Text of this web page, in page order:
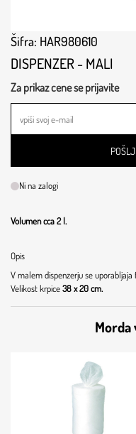
Šifra: HAR980610
DISPENZER - MALI
Za prikaz cene se prijavite
Ni na zalogi
Volumen cca 2 l.
Opis
V malem dispenzerju se uporabljaja
Velikost krpice38 x 20 cm.
Morda